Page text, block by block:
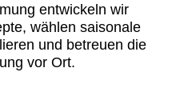
entwickeln wir
wählen saisonale
und betreuen die
vor Ort.